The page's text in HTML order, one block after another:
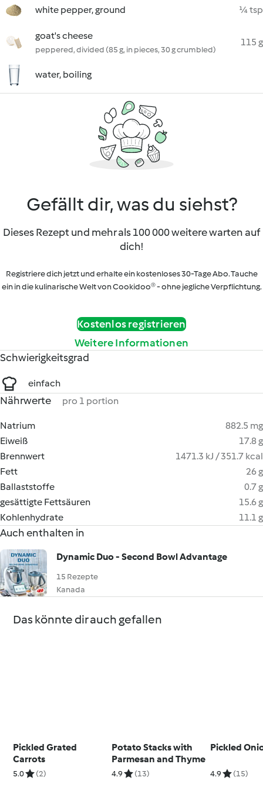
white pepper, ground ¼ tsp
goat's cheese
peppered, divided (85 g, in pieces, 30 g crumbled)
115 g
water, boiling
Gefällt dir, was du siehst?
Dieses Rezept und mehr als 100 000 weitere warten auf
dich!
Registriere dich jetzt und erhalte ein kostenloses 30-Tage Abo. Tauche
ein in die kulinarische Welt von Cookidoo® - ohne jegliche Verpflichtung.
Kostenlos registrieren
Weitere Informationen
Schwierigkeitsgrad
einfach
Nährwerte pro 1 portion
Natrium
882.5 mg
Eiweiß
17.8 g
Brennwert
1471.3 kJ / 351.7 kcal
Fett
26 g
Ballaststoffe
0.7 g
gesättigte Fettsäuren
15.6 g
Kohlenhydrate
11.1 g
Auch enthalten in
Dynamic Duo - Second Bowl Advantage
15 Rezepte
Kanada
Das könnte dir auch gefallen
Pickled Grated
Carrots
5.0 (2)
Potato Stacks with
Parmesan and Thyme
4.9 (13)
Pickled
4.9 (15)